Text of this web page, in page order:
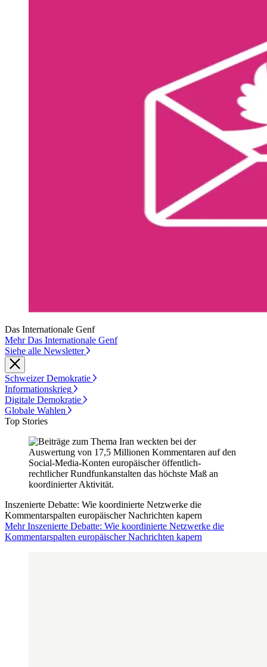
Das Internationale Genf
Mehr Das Internationale Genf
Siehe alle Newsletter
Schweizer Demokratie
Informationskrieg
Digitale Demokratie
Globale Wahlen
Top Stories
Inszenierte Debatte: Wie koordinierte Netzwerke die
Kommentarspalten europäischer Nachrichten kapern
Mehr Inszenierte Debatte: Wie koordinierte Netzwerke die
Kommentarspalten europäischer Nachrichten kapern